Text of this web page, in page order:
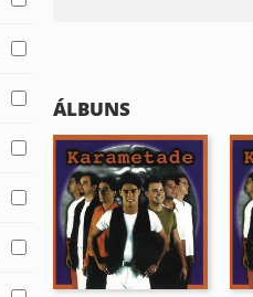
ÁLBUNS